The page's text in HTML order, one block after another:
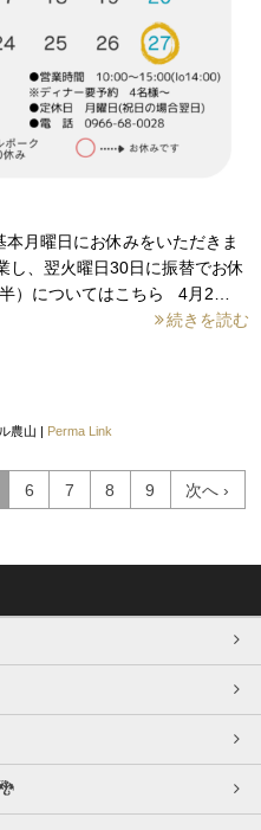
月曜日にお休みをいただきま
し、翌火曜日30日に振替でお休
）についてはこちら 4月2…
続きを読む
農山 Perma Link
6 7 8 9 次へ ›